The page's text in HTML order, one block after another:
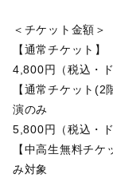
＜チケット金額＞
【通常チケット】
4,800円（税込・ド
【通常チケット
演のみ
5,800円（税込・ド
【中高生無料チ
み対象